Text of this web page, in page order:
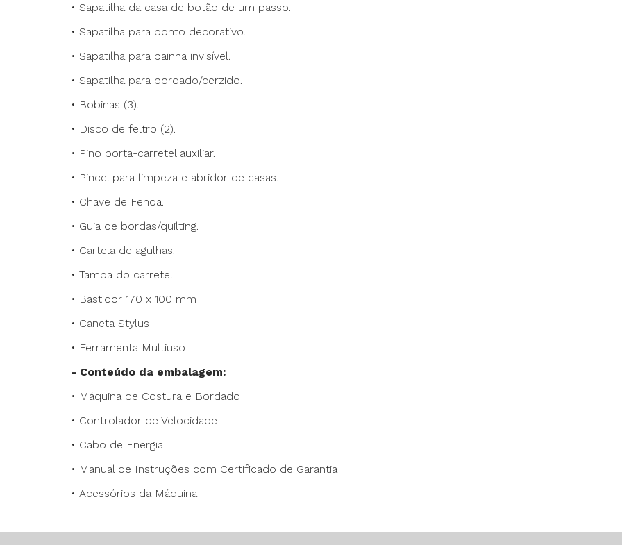
• Sapatilha da casa de botão de um passo.
• Sapatilha para ponto decorativo.
• Sapatilha para bainha invisível.
• Sapatilha para bordado/cerzido.
• Bobinas (3).
• Disco de feltro (2).
• Pino porta-carretel auxiliar.
• Pincel para limpeza e abridor de casas.
• Chave de Fenda.
• Guia de bordas/quilting.
• Cartela de agulhas.
• Tampa do carretel
• Bastidor 170 x 100 mm
• Caneta Stylus
• Ferramenta Multiuso
- Conteúdo da embalagem:
• Máquina de Costura e Bordado
• Controlador de Velocidade
• Cabo de Energia
• Manual de Instruções com Certificado de Garantia
• Acessórios da Máquina